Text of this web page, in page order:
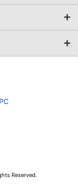
PC
Reserved.